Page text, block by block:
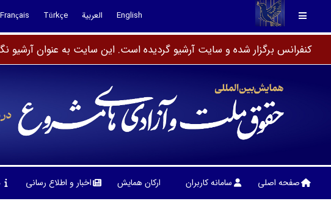
English العربية Türkçe
Français
کنفرانس برگزار شده و سایت آرشیو گردیده است. این سایت به عنوان آرشیو
صفحه اصلی سامانه کاربران ارکان همایش اخبار و اطلاع رسانی